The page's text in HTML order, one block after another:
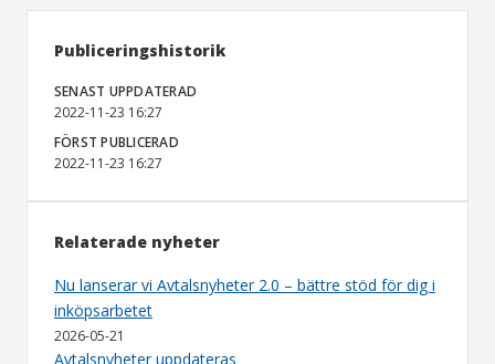
Publiceringshistorik
SENAST UPPDATERAD
2022-11-23 16:27
FÖRST PUBLICERAD
2022-11-23 16:27
Relaterade nyheter
Nu lanserar vi Avtalsnyheter 2.0 – bättre stöd för dig i
inköpsarbetet
2026-05-21
Avtalsnyheter uppdateras